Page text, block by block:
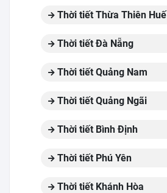
Thời tiết Thừa Thiên Huế
Thời tiết Đà Nẵng
Thời tiết Quảng Nam
Thời tiết Quảng Ngãi
Thời tiết Bình Định
Thời tiết Phú Yên
Thời tiết Khánh Hòa